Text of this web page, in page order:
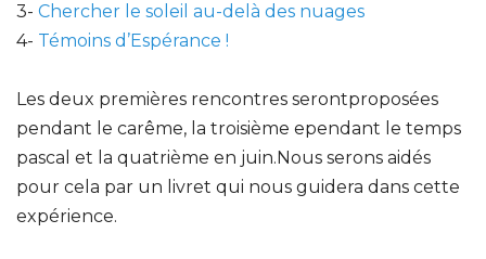
3- Chercher le soleil au-delà des nuages
4- Témoins d’Espérance !
Les deux premières rencontres serontproposées
pendant le carême, la troisième ependant le temps
pascal et la quatrième en juin.Nous serons aidés
pour cela par un livret qui nous guidera dans cette
expérience.